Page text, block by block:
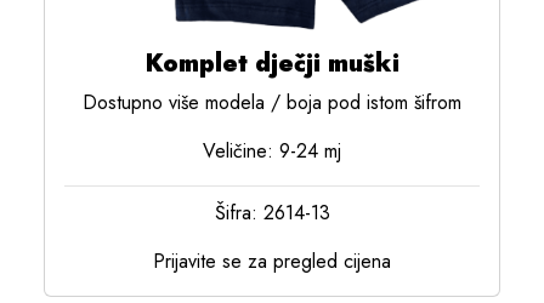
Komplet dječji muški
Dostupno više modela / boja pod istom šifrom
Veličine: 9-24 mj
Šifra: 2614-13
Prijavite se za pregled cijena